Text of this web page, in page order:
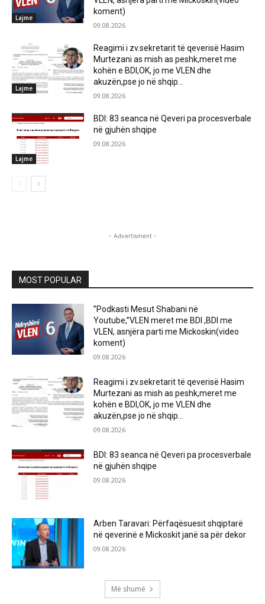
Lajme
koment)
09.08.2026
Lajme
Reagimi i zv.sekretarit të qeverisë Hasim
Murtezani as mish as peshk,meret me
kohën e BDI,OK, jo me VLEN dhe
akuzën,pse jo në shqip...
09.08.2026
Lajme
BDI: 83 seanca në Qeveri pa procesverbale
në gjuhën shqipe
09.08.2026
- Advertisment -
MOST POPULAR
”Podkasti Mesut Shabani në
Youtube,”VLEN meret me BDI ,BDI me
VLEN, asnjëra parti me Mickoskin(video
koment)
09.08.2026
Reagimi i zv.sekretarit të qeverisë Hasim
Murtezani as mish as peshk,meret me
kohën e BDI,OK, jo me VLEN dhe
akuzën,pse jo në shqip...
09.08.2026
BDI: 83 seanca në Qeveri pa procesverbale
në gjuhën shqipe
09.08.2026
Arben Taravari: Përfaqësuesit shqiptarë
në qeverinë e Mickoskit janë sa për dekor
09.08.2026
Më shumë